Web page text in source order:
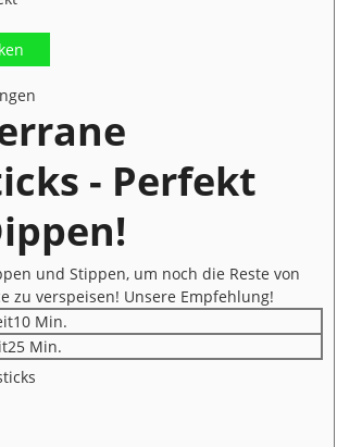
- Perfekt
und Stippen, um noch die Reste von
zu verspeisen! Unsere Empfehlung!
10Minuten
Min.
25Minuten
Min.